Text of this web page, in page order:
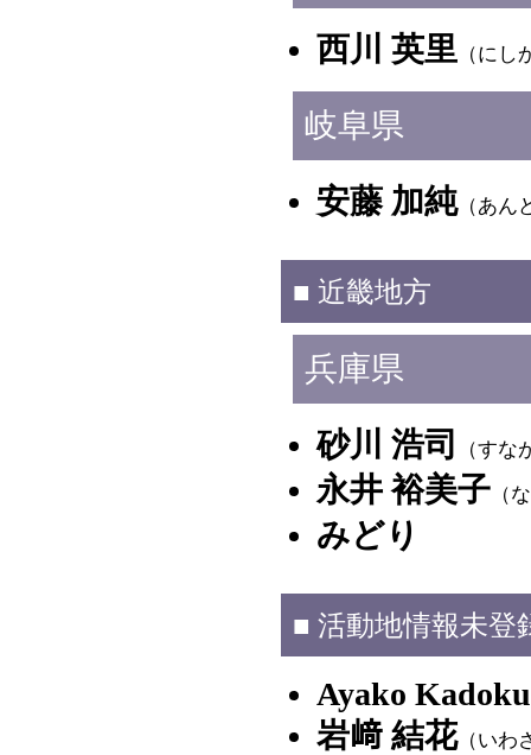
西川 英里 （にし
岐阜県
安藤 加純（あん
■ 近畿地方
兵庫県
砂川 浩司 （すな
永井 裕美子 （
みどり
■ 活動地情報未登
Ayako
岩﨑 結花（いわ